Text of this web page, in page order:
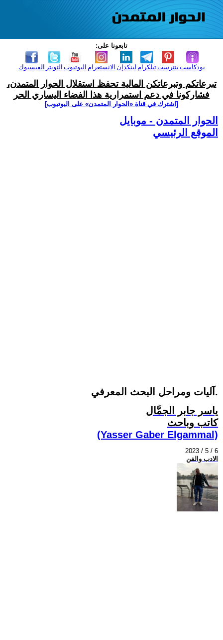
تابعونا على:
الفيسبوك التويتر اليوتيوب الانستغرام لينكدإن تيلكرامبنترست بودكاست
تبرعاتكم وتبرعاتكن المالية تحفظ استقلال الحوار المتمدن،
فشاركونا في دعم استمرارية هذا الفضاء اليساري الحر
[اشترك في قناة ‫«الحوار المتمدن» على اليوتيوب]
الحوار المتمدن - موبايل
الموقع الرئيسي
آليات ومراحل البحث المعرفي.
ياسر جابر الجمَّال
كاتب وباحث
(Yasser Gaber Elgammal)
2023 / 5 / 6
الادب والفن